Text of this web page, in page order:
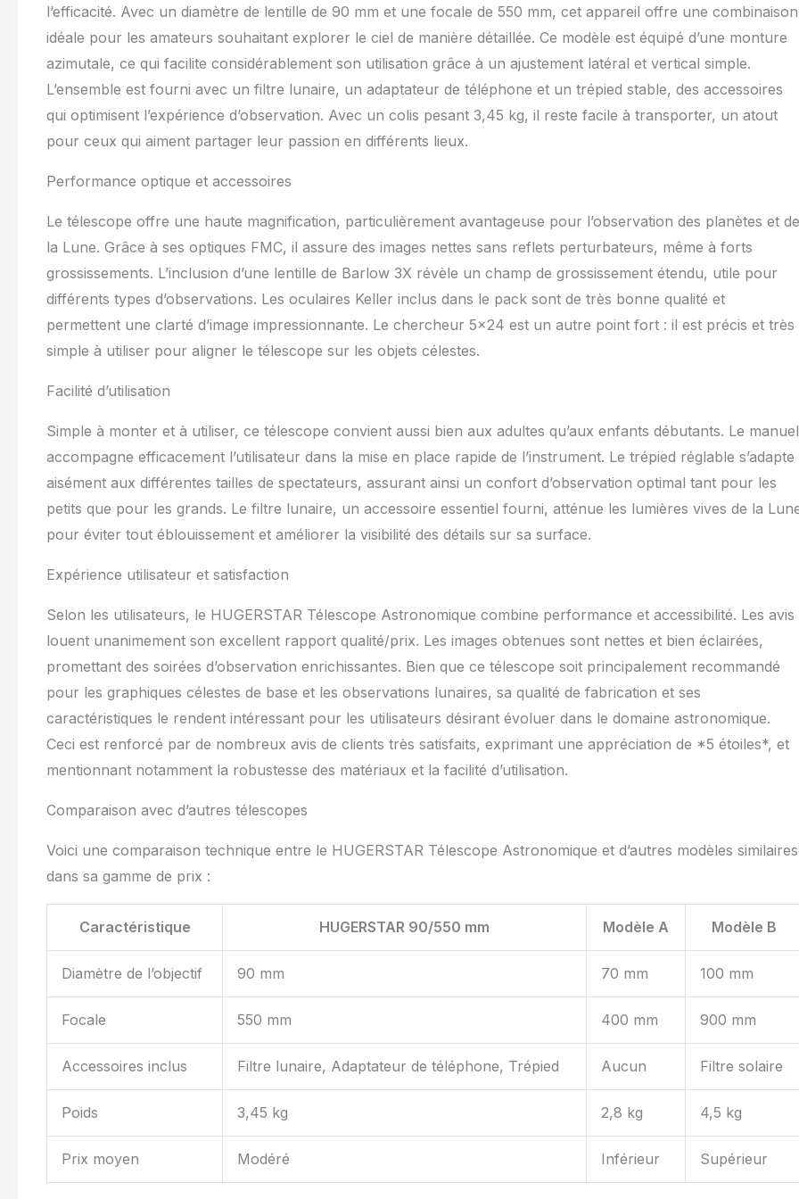
oculaires et lentilles à portée de main. Avec la sacoche de transport incluse,
ce télescope portable est idéal pour le jardin, les vacances, le camping ou
l’observation du ciel nocturne loin des lumières de la ville Filtre Lunaire &
Adaptateur Téléphone Inclus – Partagez Vos Découvertes: Le filtre lunaire
L’adaptateur pour smartphone permet de capturer et partager facilement
des photos et vidéos du ciel étoilé – un excellent choix pour l’initiation à
l’astronomie et la photographie lunaire Montage Facile & Apprentissage
maison ou en voyage
l’efficacité. Avec un diamètre de lentille de 90 mm et une focale de 550 mm, cet appareil offre une combinaison
idéale pour les amateurs souhaitant explorer le ciel de manière détaillée. Ce modèle est équipé d’une monture
azimutale, ce qui facilite considérablement son utilisation grâce à un ajustement latéral et vertical simple.
L’ensemble est fourni avec un filtre lunaire, un adaptateur de téléphone et un trépied stable, des accessoires
qui optimisent l’expérience d’observation. Avec un colis pesant 3,45 kg, il reste facile à transporter, un atout
pour ceux qui aiment partager leur passion en différents lieux.
Performance optique et accessoires
Le télescope offre une haute magnification, particulièrement avantageuse pour l’observation des planètes et de
la Lune. Grâce à ses optiques FMC, il assure des images nettes sans reflets perturbateurs, même à forts
grossissements. L’inclusion d’une lentille de Barlow 3X révèle un champ de grossissement étendu, utile pour
différents types d’observations. Les oculaires Keller inclus dans le pack sont de très bonne qualité et
permettent une clarté d’image impressionnante. Le chercheur 5×24 est un autre point fort : il est précis et très
simple à utiliser pour aligner le télescope sur les objets célestes.
Facilité d’utilisation
Simple à monter et à utiliser, ce télescope convient aussi bien aux adultes qu’aux enfants débutants. Le manuel
accompagne efficacement l’utilisateur dans la mise en place rapide de l’instrument. Le trépied réglable s’adapte
aisément aux différentes tailles de spectateurs, assurant ainsi un confort d’observation optimal tant pour les
petits que pour les grands. Le filtre lunaire, un accessoire essentiel fourni, atténue les lumières vives de la
pour éviter tout éblouissement et améliorer la visibilité des détails sur sa surface.
Expérience utilisateur et satisfaction
Selon les utilisateurs, le HUGERSTAR Télescope Astronomique combine performance et accessibilité. Les avis
louent unanimement son excellent rapport qualité/prix. Les images obtenues sont nettes et bien éclairées,
promettant des soirées d’observation enrichissantes. Bien que ce télescope soit principalement recommandé
pour les graphiques célestes de base et les observations lunaires, sa qualité de fabrication et ses
caractéristiques le rendent intéressant pour les utilisateurs désirant évoluer dans le domaine astronomique.
Ceci est renforcé par de nombreux avis de clients très satisfaits, exprimant une appréciation de *5 étoiles*, et
mentionnant notamment la robustesse des matériaux et la facilité d’utilisation.
Comparaison avec d’autres télescopes
Voici une comparaison technique entre le HUGERSTAR Télescope Astronomique et d’autres modèles similaires
dans sa gamme de prix :
Caractéristique HUGERSTAR 90/550 mm Modèle A Modèle B
Diamètre de l’objectif 90 mm 70 mm 100 mm
Focale 550 mm 400 mm 900 mm
Accessoires inclus Filtre lunaire, Adaptateur de téléphone, Trépied Aucun Filtre solaire
Poids 3,45 kg 2,8 kg 4,5 kg
Prix moyen Modéré Inférieur Supérieur